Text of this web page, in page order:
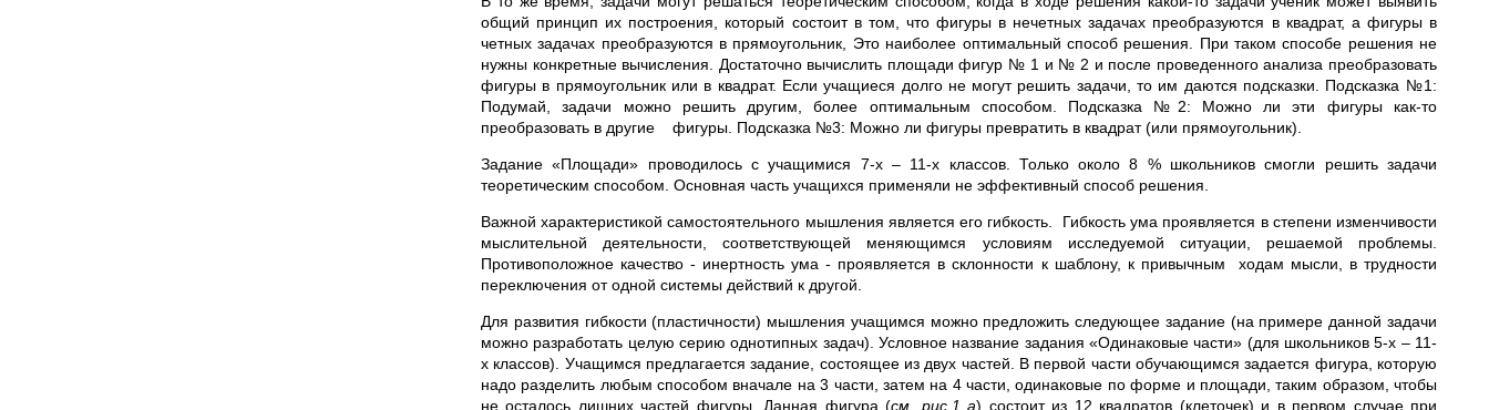
общий принцип их построения, который состоит в том, что фигуры в нечетных задачах преобразуются в квадрат, а фигуры в
четных задачах преобразуются в прямоугольник, Это наиболее оптимальный способ решения. При таком способе решения не
нужны конкретные вычисления. Достаточно вычислить площади фигур № 1 и № 2 и после проведенного анализа преобразовать
фигуры в прямоугольник или в квадрат. Если учащиеся долго не могут решить задачи, то им даются подсказки. Подсказка №1:
Подумай, задачи можно решить другим, более оптимальным способом. Подсказка №2: Можно ли эти фигуры как-то
преобразовать в другие фигуры. Подсказка №3: Можно ли фигуры превратить в квадрат (или прямоугольник).
Задание «Площади» проводилось с учащимися 7-х – 11-х классов. Только около 8 % школьников смогли решить задачи
теоретическим способом. Основная часть учащихся применяли не эффективный способ решения.
Важной характеристикой самостоятельного мышления является его гибкость. Гибкость ума проявляется в степени изменчивости
мыслительной деятельности, соответствующей меняющимся условиям исследуемой ситуации, решаемой проблемы.
Противоположное качество - инертность ума - проявляется в склонности к шаблону, к привычным ходам мысли, в трудности
переключения от одной системы действий к другой.
Для развития гибкости (пластичности) мышления учащимся можно предложить следующее задание (на примере данной задачи
можно разработать целую серию однотипных задач). Условное название задания «Одинаковые части» (для школьников 5-х – 11-
х классов). Учащимся предлагается задание, состоящее из двух частей. В первой части обучающимся задается фигура, которую
надо разделить любым способом вначале на 3 части, затем на 4 части, одинаковые по форме и площади, таким образом, чтобы
не осталось лишних частей фигуры. Данная фигура (см. рис.1 а) состоит из 12 квадратов (клеточек) и в первом случае при